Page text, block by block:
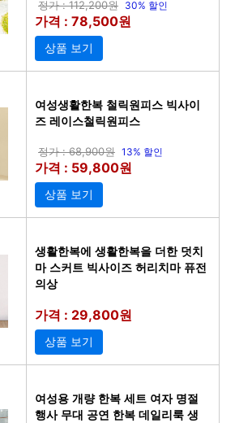
정가 : 112,200원 30% 할인
가격 : 78,500원
상품 보기
여성생활한복 철릭원피스 빅사이
즈 레이스철릭원피스
정가 : 68,900원 13% 할인
가격 : 59,800원
상품 보기
생활한복에 생활한복을 더한 덧치
마 스커트 빅사이즈 허리치마 퓨전
의상
가격 : 29,800원
상품 보기
여성용 개량 한복 세트 여자 명절
행사 무대 공연 한복 데일리룩 생